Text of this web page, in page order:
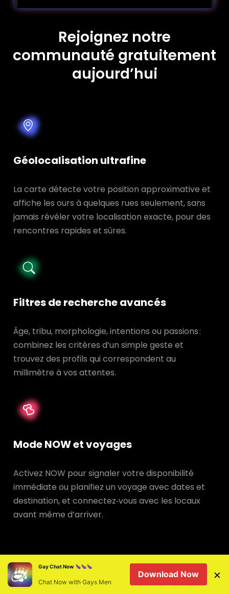
Rejoignez notre
communauté gratuitement
aujourd’hui
Géolocalisation ultrafine
La carte détecte votre position approximative et
affiche les ours à quelques rues seulement, sans
jamais révéler votre localisation exacte, pour des
rencontres rapides et sûres.
Filtres de recherche avancés
Âge, tribu, morphologie, intentions ou passions :
combinez les critères d’un simple geste et
trouvez des profils qui correspondent au
millimètre à vos attentes.
Mode NOW et voyages
Activez NOW pour signaler votre disponibilité
immédiate ou planifiez un voyage avec dates et
destination, et connectez‑vous avec les locaux
avant même d’arriver.
Gay Chat Now
Chat Now with Gays Men
Download Now ×